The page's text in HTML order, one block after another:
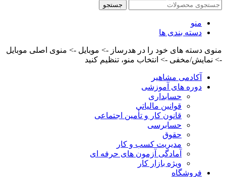
جستجو
منو
دسته بندی ها
منوی دسته های خود را در هدرساز -> موبایل -> منوی اصلی موبایل
-> نمایش/مخفی -> انتخاب منو، تنظیم کنید
آکادمی مشاهیر
دوره های آموزشی
حسابداری
قوانین مالیاتی
قانون کار و تأمین اجتماعی
حسابرسی
حقوق
مدیریت کسب و کار
آمادگی آزمون های حرفه ای
ویژه بازار کار
فروشگاه